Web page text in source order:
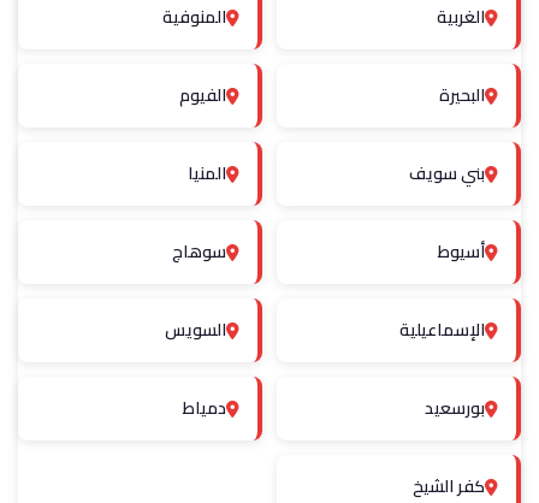
الغربية المنوفية
البحيرة الفيوم
بني سويف المنيا
أسيوط سوهاج
الإسماعيلية السويس
بورسعيد دمياط
كفر الشيخ